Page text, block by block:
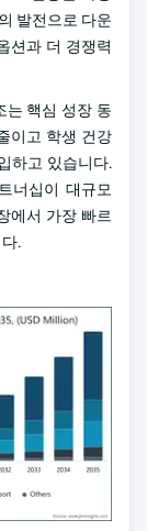
발전으로 다운
션과 더 경쟁력
는 핵심 성장 동
이고 학생 건강
하고 있습니다.
너십이 대규모
에서 가장 빠르
.